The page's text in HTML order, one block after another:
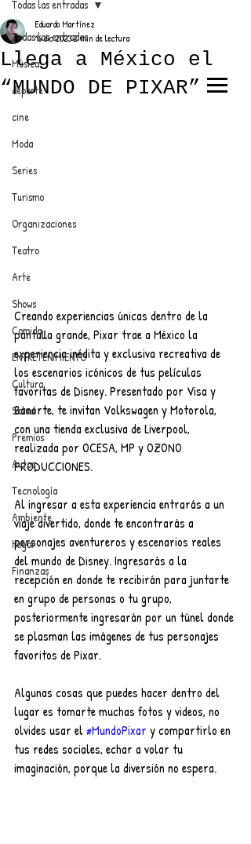
ANUNCIATE CON NOSOTROS
PARA MÁS INFORMACIÓN:
dinamicaseltrendytop@gmail.com
EL TRENDY TOP
CON EDDY MARTINEZ
Todas las entradas
Música
deporte
cine
Moda
Series
Turismo
Organizaciones
Teatro
Arte
Shows
Comida
ENTRETENIMIENTO
Cultura
Salud
Premios
Autos
Tecnología
Ambiente
Hogar
Finanzas
Todas las entradas
Llega a México el
“MUNDO DE PIXAR”
Eduardo Martínez
16 dic 20232 min de lectura
Creando experiencias únicas dentro de la
pantalla grande, Pixar trae a México la
experiencia inédita y exclusiva recreativa de
los escenarios icónicos de tus películas
favoritas de Disney. Presentado por Visa y
Banorte, te invitan Volkswagen y Motorola,
con una tienda exclusiva de Liverpool,
realizada por OCESA, MP y OZONO
PRODUCCIONES.
Al ingresar a esta experiencia entrarás a un
viaje divertido, donde te encontrarás a
personajes aventureros y escenarios reales
del mundo de Disney. Ingresarás a la
recepción en donde te recibirán para juntarte
en grupo de personas o tu grupo,
posteriormente ingresarán por un túnel donde
se plasman las imágenes de tus personajes
favoritos de Pixar.
Algunas cosas que puedes hacer dentro del
lugar es tomarte muchas fotos y videos, no
olvides usar el #MundoPixar y compartirlo en
tus redes sociales, echar a volar tu
imaginación, porque la diversión no espera.